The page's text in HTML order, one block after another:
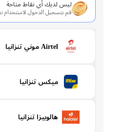
ليس لديك أي نقاط متاحة
قم بتسجيل الدخول لاستخدام نقاط
Airtel موني تنزانيا
ميكس تنزانيا
هالوبيزا تنزانيا